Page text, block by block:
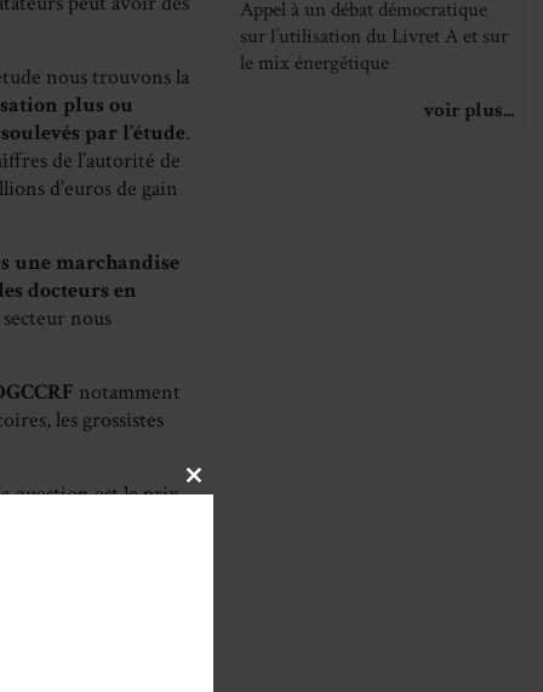
nous trouvons la
plus ou
par l’étude.
de l’autorité de
d’euros de gain
une marchandise
docteurs en
nous
notamment
les grossistes
question est le prix
Appel à un débat démocratique
sur l’utilisation du Livret A et sur
le mix énergétique
voir plus...
CLOSE